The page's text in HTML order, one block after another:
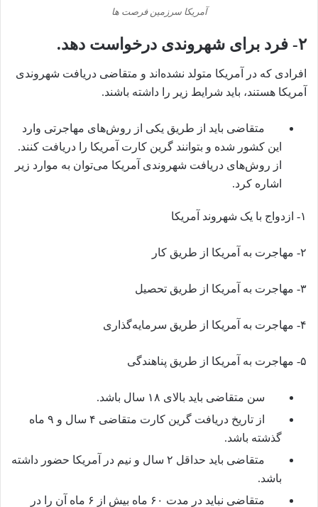
آمریکا سرزمین فرصت ها
۲- فرد برای شهروندی درخواست دهد.
افرادی که در آمریکا متولد نشده‌اند و متقاضی دریافت شهروندی
آمریکا هستند، باید شرایط زیر را داشته باشند.
متقاضی باید از طریق یکی از روش‌های مهاجرتی وارد
این کشور شده و بتوانند گرین کارت آمریکا را دریافت کنند.
از روش‌های دریافت شهروندی آمریکا می‌توان به موارد زیر
اشاره کرد.
۱- ازدواج با یک شهروند آمریکا
۲- مهاجرت به آمریکا از طریق کار
۳- مهاجرت به آمریکا از طریق تحصیل
۴- مهاجرت به آمریکا از طریق سرمایه‌گذاری
۵- مهاجرت به آمریکا از طریق پناهندگی
سن متقاضی باید بالای ۱۸ سال باشد.
از تاریخ دریافت گرین کارت متقاضی ۴ سال و ۹ ماه
گذشته باشد.
متقاضی باید حداقل ۲ سال و نیم در آمریکا حضور داشته
باشد.
متقاضی نباید در مدت ۶۰ ماه بیش از ۶ ماه آن را در